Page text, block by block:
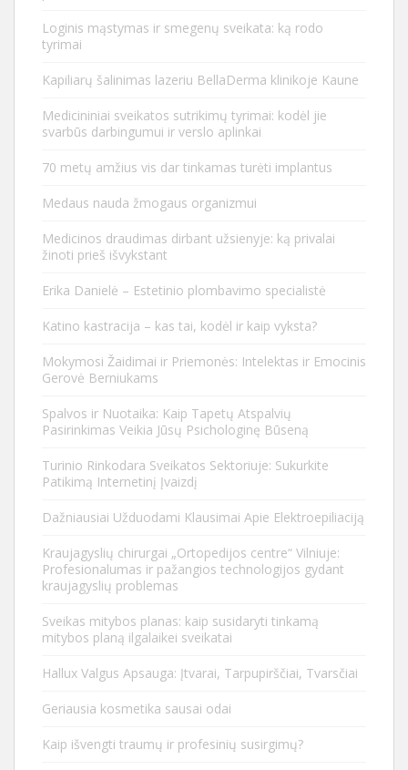
Loginis mąstymas ir smegenų sveikata: ką rodo
tyrimai
Kapiliarų šalinimas lazeriu BellaDerma klinikoje Kaune
Medicininiai sveikatos sutrikimų tyrimai: kodėl jie
svarbūs darbingumui ir verslo aplinkai
70 metų amžius vis dar tinkamas turėti implantus
Medaus nauda žmogaus organizmui
Medicinos draudimas dirbant užsienyje: ką privalai
žinoti prieš išvykstant
Erika Danielė – Estetinio plombavimo specialistė
Katino kastracija – kas tai, kodėl ir kaip vyksta?
Mokymosi Žaidimai ir Priemonės: Intelektas ir Emocinis
Gerovė Berniukams
Spalvos ir Nuotaika: Kaip Tapetų Atspalvių
Pasirinkimas Veikia Jūsų Psichologinę Būseną
Turinio Rinkodara Sveikatos Sektoriuje: Sukurkite
Patikimą Internetinį Įvaizdį
Dažniausiai Užduodami Klausimai Apie Elektroepiliaciją
Kraujagyslių chirurgai „Ortopedijos centre“ Vilniuje:
Profesionalumas ir pažangios technologijos gydant
kraujagyslių problemas
Sveikas mitybos planas: kaip susidaryti tinkamą
mitybos planą ilgalaikei sveikatai
Hallux Valgus Apsauga: Įtvarai, Tarpupirščiai, Tvarsčiai
Geriausia kosmetika sausai odai
Kaip išvengti traumų ir profesinių susirgimų?